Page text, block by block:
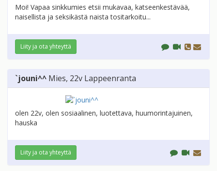
Moi! Vapaa sinkkumies etsii mukavaa, katseenkestävää,
naisellista ja seksikästä naista tositarkoitu...
Liity ja ota yhteyttä
`jouni^^ Mies, 22v Lappeenranta
olen 22v, olen sosiaalinen, luotettava, huumorintajuinen,
hauska
Liity ja ota yhteyttä